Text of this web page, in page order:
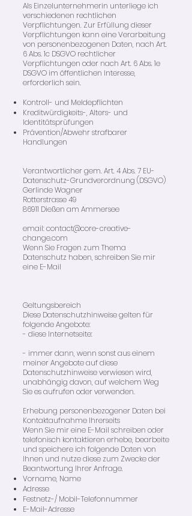
Als Einzelunternehmerin unterliege ich
verschiedenen rechtlichen
Verpflichtungen. Zur Erfüllung dieser
Verpflichtungen kann eine Verarbeitung
von personenbezogenen Daten, nach Art.
6 Abs. 1c DSGVO rechtlicher
Verpflichtungen oder nach Art. 6 Abs. 1e
DSGVO im öffentlichen Interesse,
erforderlich sein.
Kontroll- und Meldepflichten
Kreditwürdigkeits-, Alters- und
Identitätsprüfungen
Prävention/Abwehr strafbarer
Handlungen
Verantwortlicher gem. Art. 4 Abs. 7 EU-
Datenschutz-Grundverordnung (DSGVO)
Gerlinde Wagner
Rotterstrasse 49
86911 Dießen am Ammersee
email:contact@core-creative-
change.com
Wenn Sie Fragen zum Thema
Datenschutz haben, schreiben Sie mir
eine E-Mail
Geltungsbereich
Diese Datenschutzhinweise gelten für
folgende Angebote:
- diese Internetseite:
- immer dann, wenn sonst aus einem
meiner Angebote auf diese
Datenschutzhinweise verwiesen wird,
unabhängig davon, auf welchem Weg
Sie es aufrufen oder verwenden.
Erhebung personenbezogener Daten bei
Kontaktaufnahme Ihrerseits
Wenn Sie mir eine E-Mail schreiben oder
telefonisch kontaktieren erhebe, bearbeite
und speichere ich folgende Daten von
Ihnen und nutze diese zum Zwecke der
Beantwortung Ihrer Anfrage.
Vorname, Name
Adresse
Festnetz-/ Mobil-Telefonnummer
E-Mail-Adresse